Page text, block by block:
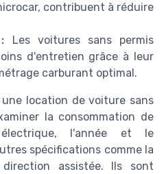
contribuent à réduire
Les voitures sans permis
d'entretien grâce à leur
carburant optimal.
location de voiture sans
la consommation de
l'année et le
spécifications comme la
assistée. Ils sont